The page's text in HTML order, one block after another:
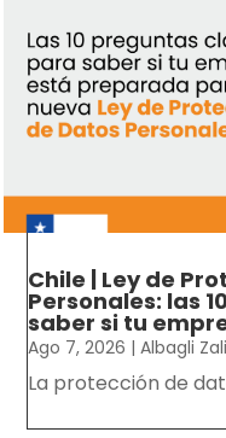
Chile | Ley de
Personales: las
saber si tu
Ago 7, 2026 |Albagli
La protección de